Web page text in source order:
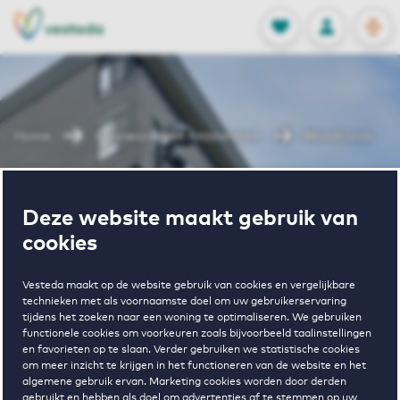
Deze website maakt gebruik van
cookies
Vesteda maakt op de website gebruik van cookies en vergelijkbare
technieken met als voornaamste doel om uw gebruikerservaring
tijdens het zoeken naar een woning te optimaliseren. We gebruiken
functionele cookies om voorkeuren zoals bijvoorbeeld taalinstellingen
en favorieten op te slaan. Verder gebruiken we statistische cookies
om meer inzicht te krijgen in het functioneren van de website en het
algemene gebruik ervan. Marketing cookies worden door derden
FAVORIETEN
Opgeslagen
INLOGGEN
NL
EN
Huurwoningen Amsterdam
Wonen in
Mondriaan
Regelmatig beschikbaar